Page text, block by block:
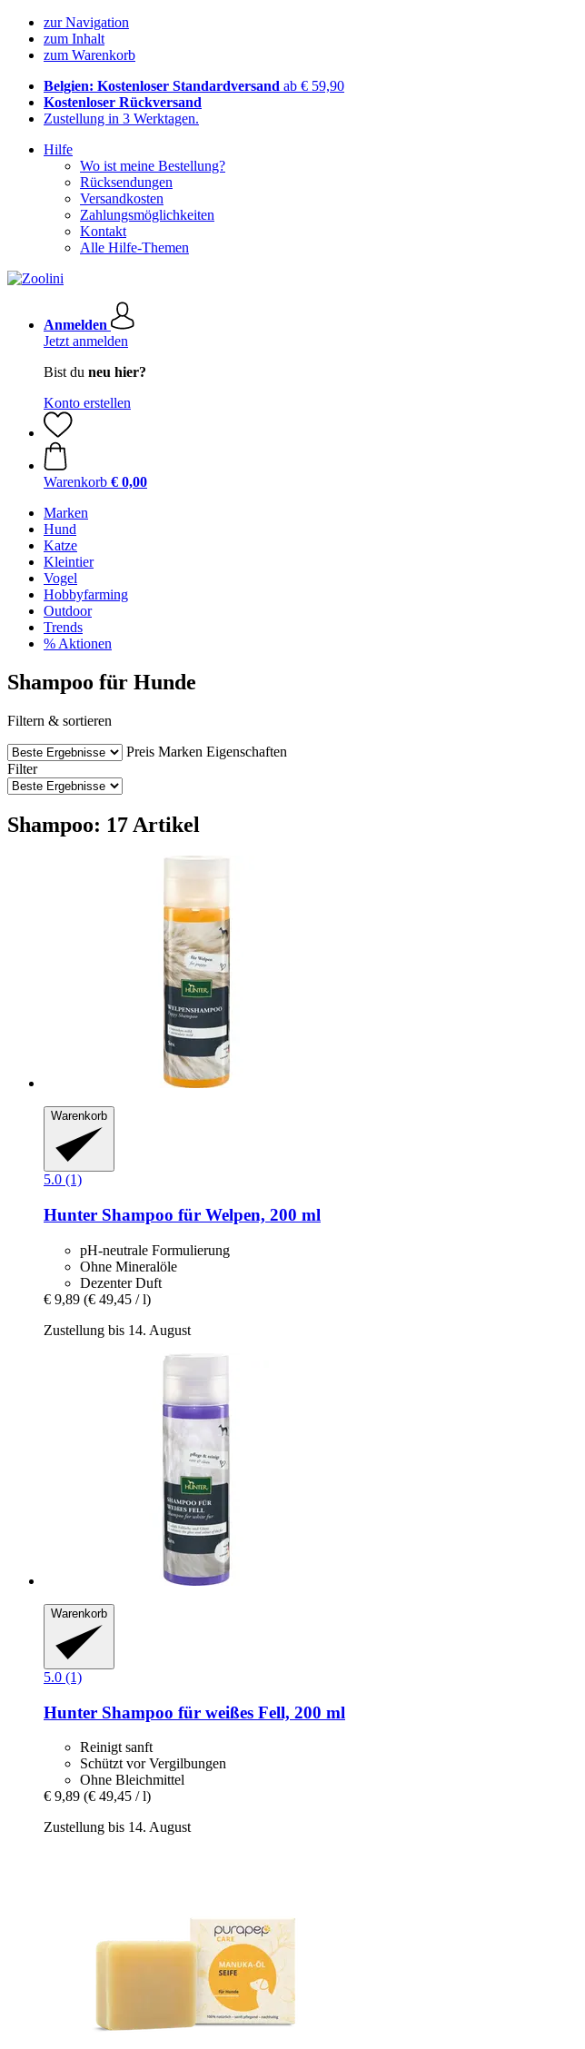
zur Navigation
zum Inhalt
zum Warenkorb
Belgien: Kostenloser Standardversand ab € 59,90
Kostenloser Rückversand
Zustellung in 3 Werktagen.
Hilfe
Wo ist meine Bestellung?
Rücksendungen
Versandkosten
Zahlungsmöglichkeiten
Kontakt
Alle Hilfe-Themen
Anmelden
Jetzt anmelden
Bist du neu hier?
Konto erstellen
Warenkorb € 0,00
Marken
Hund
Katze
Kleintier
Vogel
Hobbyfarming
Outdoor
Trends
% Aktionen
Shampoo für Hunde
Filtern & sortieren
Preis Marken Eigenschaften
Filter
Shampoo: 17 Artikel
Warenkorb
5.0 (1)
Hunter Shampoo für Welpen, 200 ml
pH-neutrale Formulierung
Ohne Mineralöle
Dezenter Duft
€ 9,89 (€ 49,45 / l)
Zustellung bis 14. August
Warenkorb
5.0 (1)
Hunter Shampoo für weißes Fell, 200 ml
Reinigt sanft
Schützt vor Vergilbungen
Ohne Bleichmittel
€ 9,89 (€ 49,45 / l)
Zustellung bis 14. August